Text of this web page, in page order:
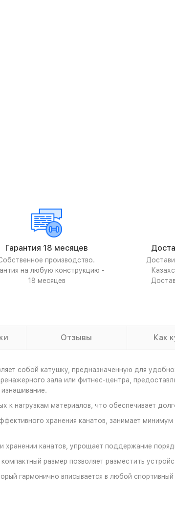
Гарантия 18 месяцев
производство.
на любую конструкцию -
18 месяцев
Отзывы Как
собой катушку, предназначенную для
зала или фитнес-центра,
к нагрузкам материалов, что обеспечивает
хранения канатов, занимает
хранении канатов, упрощает поддержание
размер позволяет разместить
гармонично вписывается в любой спортивный